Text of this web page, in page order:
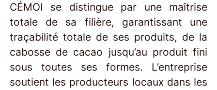
CÉMOI se distingue par une maîtrise
totale de sa filière, garantissant une
traçabilité totale de ses produits, de la
cabosse de cacao jusqu’au produit fini
sous toutes ses formes. L’entreprise
soutient les producteurs locaux dans les